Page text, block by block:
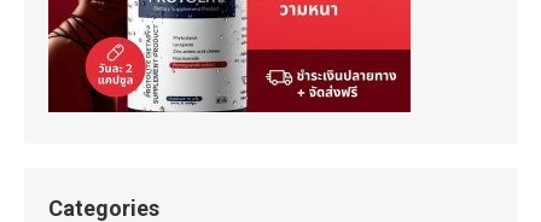
Categories